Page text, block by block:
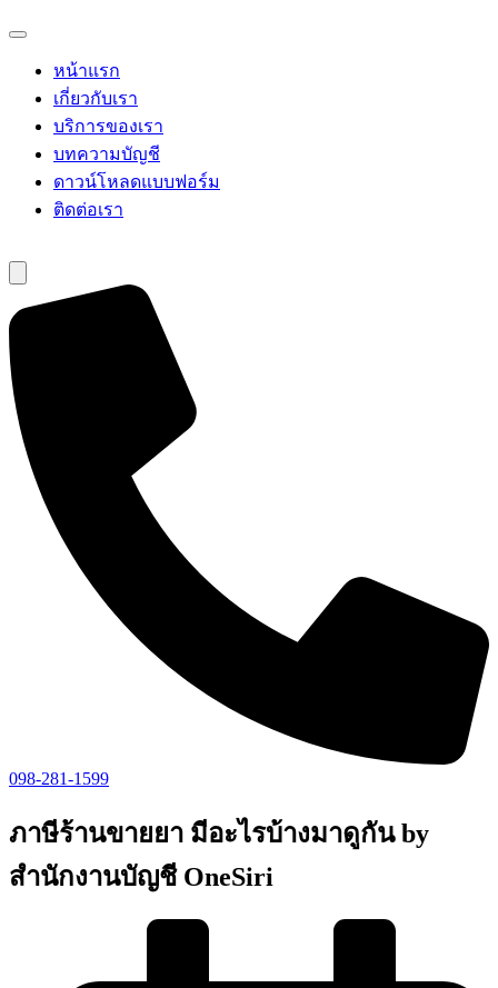
หน้าแรก
เกี่ยวกับเรา
บริการของเรา
บทความบัญชี
ดาวน์โหลดแบบฟอร์ม
ติดต่อเรา
098-281-1599
ภาษีร้านขายยา มีอะไรบ้างมาดูกัน by
สำนักงานบัญชี OneSiri